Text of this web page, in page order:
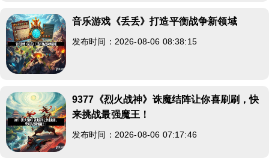
音乐游戏《丢丢》打造平衡战争新领域
发布时间：2026-08-06 08:38:15
9377《烈火战神》诛魔结阵让你喜刷刷，快
来挑战最强魔王！
发布时间：2026-08-06 07:17:46